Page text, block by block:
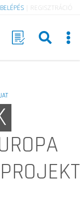
BELÉPÉS REGISZTRÁCIÓ